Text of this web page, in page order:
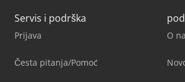
Servis i podrška
Prijava
Česta pitanja/Pomoć
O